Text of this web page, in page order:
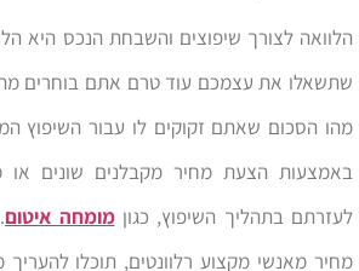
הלוואה לצורך שיפוצים והשבחת הנכס היא
שתשאלו את עצמכם עוד טרם אתם בוחרים
מהו הסכום שאתם זקוקים לו עבור השיפוץ
באמצעות הצעת מחיר מקבלנים שונים או
לעזרתם בתהליך השיפוץ, כגוןמומחה איטום
מחיר מאנשי מקצוע רלוונטים, תוכלו